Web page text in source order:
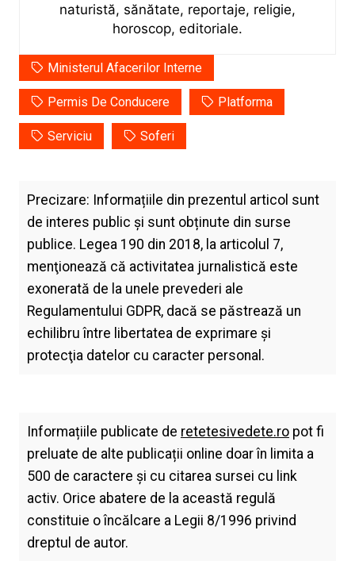
naturistă, sănătate, reportaje, religie,
horoscop, editoriale.
Ministerul Afacerilor Interne
Permis De Conducere Platforma
Serviciu Soferi
Precizare: Informațiile din prezentul articol sunt
de interes public și sunt obținute din surse
publice. Legea 190 din 2018, la articolul 7,
menţionează că activitatea jurnalistică este
exonerată de la unele prevederi ale
Regulamentului GDPR, dacă se păstrează un
echilibru între libertatea de exprimare şi
protecţia datelor cu caracter personal.
Informațiile publicate de retetesivedete.ropot fi
preluate de alte publicații online doar în limita a
500 de caractere și cu citarea sursei cu link
activ. Orice abatere de la această regulă
constituie o încălcare a Legii 8/1996 privind
dreptul de autor.